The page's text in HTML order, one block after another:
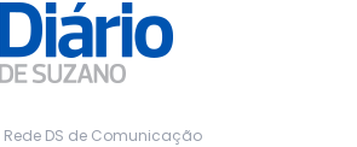
Rede DS de Comunicação